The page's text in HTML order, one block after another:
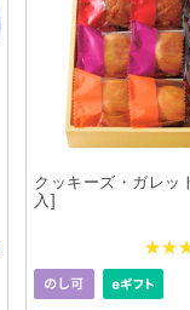
クッキーズ・ガレッ
入]
★★